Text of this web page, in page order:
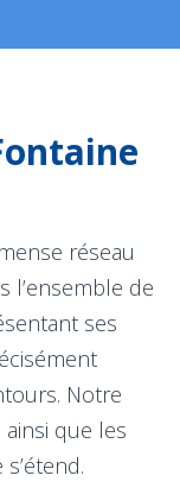
réseau
l’ensemble de
ses
Notre
que les